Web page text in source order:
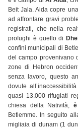
Beit Jala. Aida copre
ad affrontare gravi
registrati, che nella
profughi è quello di
confini municipali di
del campo provenivano
zone di Hebron
senza lavoro, questo
dovute
quasi 13.000 rifugiati
chiesa della Natività,
Betlemme. In seguito
migliaia di dunam (1